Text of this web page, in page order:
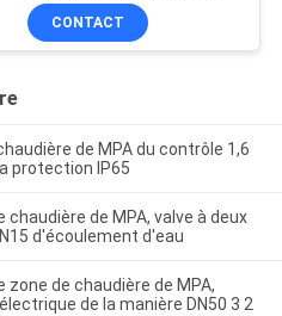
CONTACT
de MPA du contrôle 1,6
protection IP65
de MPA, valve à deux
d'écoulement d'eau
de chaudière de MPA,
de la manière DN50 3 2